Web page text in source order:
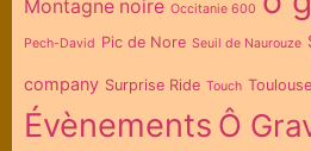
Montagne noire Occitanie 600
Pech-David Pic de Nore Seuil de Naurouze
company Surprise Ride Touch Toulouse
Évènements Ô